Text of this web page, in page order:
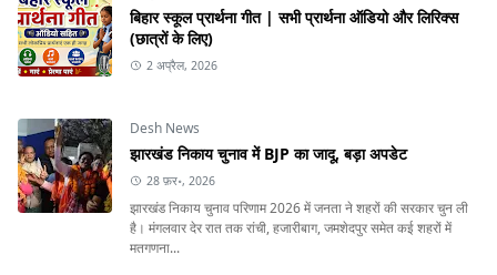
बिहार स्कूल प्रार्थना गीत | सभी प्रार्थना ऑडियो और लिरिक्स
(छात्रों के लिए)
2 अप्रैल, 2026
Desh News
झारखंड निकाय चुनाव में BJP का जादू, बड़ा अपडेट
28 फ़र॰, 2026
झारखंड निकाय चुनाव परिणाम 2026 में जनता ने शहरों की सरकार चुन ली
है। मंगलवार देर रात तक रांची, हजारीबाग, जमशेदपुर समेत कई शहरों में
मतगणना...